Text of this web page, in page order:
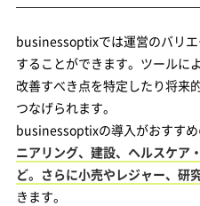
businessoptixでは運営のバリ
することができます。ツールに
改善すべき点を特定したり将来
つなげられます。
businessoptixの導入がおすすめ
ニアリング、建設、ヘルスケア
ど。さらに小売やレジャー、研
きます。